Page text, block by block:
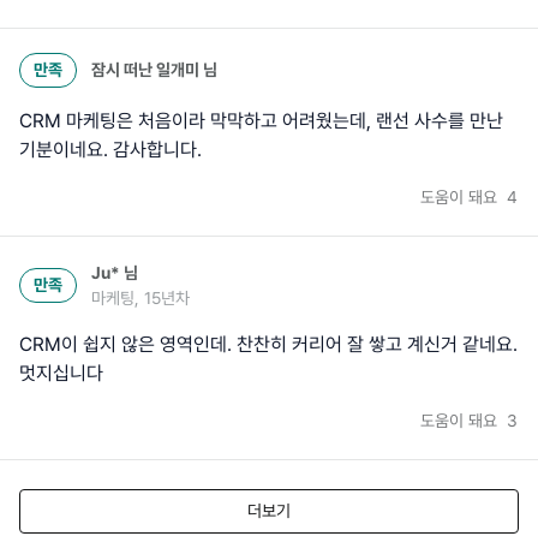
만족 잠시 떠난 일개미 님
CRM 마케팅은 처음이라 막막하고 어려웠는데, 랜선 사수를 만난
기분이네요. 감사합니다.
도움이 돼요 4
만족
Ju* 님
마케팅, 15년차
CRM이 쉽지 않은 영역인데. 찬찬히 커리어 잘 쌓고 계신거 같네요.
멋지십니다
도움이 돼요 3
더보기